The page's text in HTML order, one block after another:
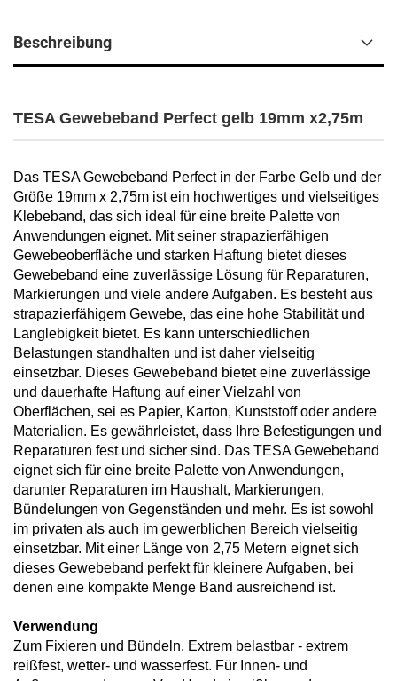
Beschreibung
TESA Gewebeband Perfect gelb 19mm x2,75m
Das TESA Gewebeband Perfect in der Farbe Gelb und der
Größe 19mm x 2,75m ist ein hochwertiges und vielseitiges
Klebeband, das sich ideal für eine breite Palette von
Anwendungen eignet. Mit seiner strapazierfähigen
Gewebeoberfläche und starken Haftung bietet dieses
Gewebeband eine zuverlässige Lösung für Reparaturen,
Markierungen und viele andere Aufgaben. Es besteht aus
strapazierfähigem Gewebe, das eine hohe Stabilität und
Langlebigkeit bietet. Es kann unterschiedlichen
Belastungen standhalten und ist daher vielseitig
einsetzbar. Dieses Gewebeband bietet eine zuverlässige
und dauerhafte Haftung auf einer Vielzahl von
Oberflächen, sei es Papier, Karton, Kunststoff oder andere
Materialien. Es gewährleistet, dass Ihre Befestigungen und
Reparaturen fest und sicher sind. Das TESA Gewebeband
eignet sich für eine breite Palette von Anwendungen,
darunter Reparaturen im Haushalt, Markierungen,
Bündelungen von Gegenständen und mehr. Es ist sowohl
im privaten als auch im gewerblichen Bereich vielseitig
einsetzbar. Mit einer Länge von 2,75 Metern eignet sich
dieses Gewebeband perfekt für kleinere Aufgaben, bei
denen eine kompakte Menge Band ausreichend ist.
Verwendung
Zum Fixieren und Bündeln. Extrem belastbar - extrem
reißfest, wetter- und wasserfest. Für Innen- und